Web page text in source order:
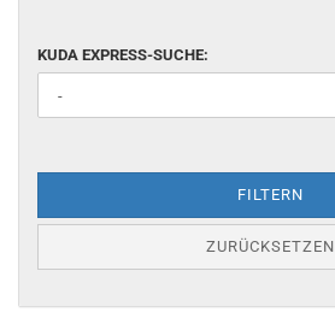
KUDA EXPRESS-SUCHE:
FILTERN
ZURÜCKSETZEN